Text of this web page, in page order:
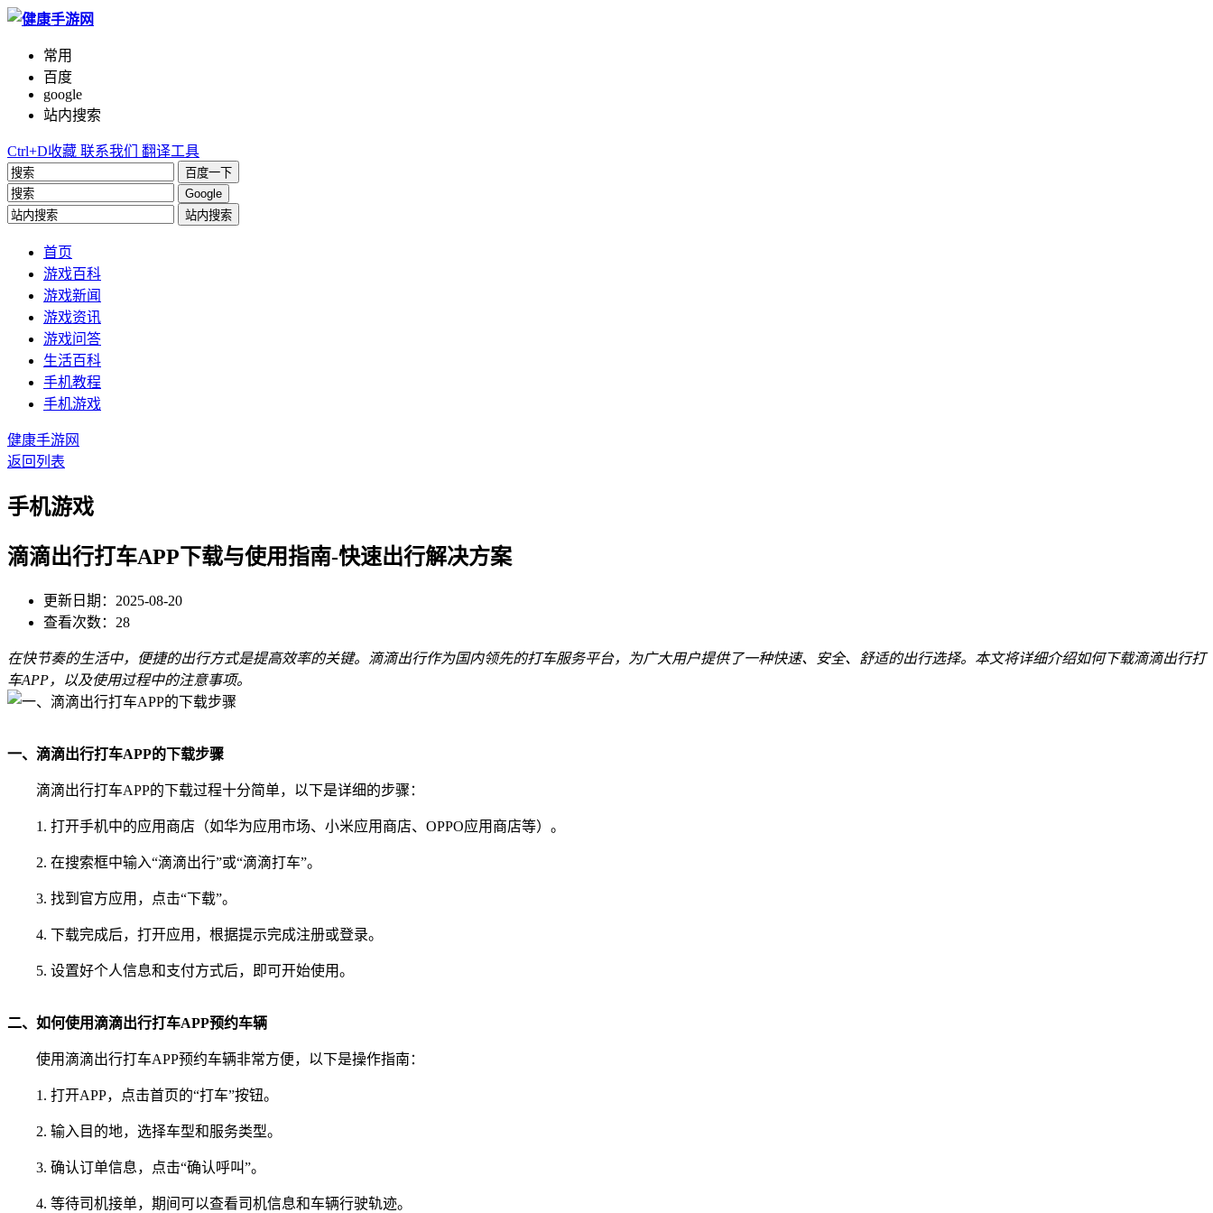
常用
百度
google
站内搜索
Ctrl+D收藏 联系我们 翻译工具
百度一下
Google
站内搜索
首页
游戏百科
游戏新闻
游戏资讯
游戏问答
生活百科
手机教程
手机游戏
健康手游网
返回列表
手机游戏
滴滴出行打车APP下载与使用指南-快速出行解决方案
更新日期：2025-08-20
查看次数：28
在快节奏的生活中，便捷的出行方式是提高效率的关键。滴滴出行作为国内领先的打车服务平台，为广大用户提供了一种快速、安全、舒适的出行选择。本文将详细介绍如何下载滴滴出行打
车APP，以及使用过程中的注意事项。
一、滴滴出行打车APP的下载步骤
滴滴出行打车APP的下载过程十分简单，以下是详细的步骤：
1. 打开手机中的应用商店（如华为应用市场、小米应用商店、OPPO应用商店等）。
2. 在搜索框中输入“滴滴出行”或“滴滴打车”。
3. 找到官方应用，点击“下载”。
4. 下载完成后，打开应用，根据提示完成注册或登录。
5. 设置好个人信息和支付方式后，即可开始使用。
二、如何使用滴滴出行打车APP预约车辆
使用滴滴出行打车APP预约车辆非常方便，以下是操作指南：
1. 打开APP，点击首页的“打车”按钮。
2. 输入目的地，选择车型和服务类型。
3. 确认订单信息，点击“确认呼叫”。
4. 等待司机接单，期间可以查看司机信息和车辆行驶轨迹。